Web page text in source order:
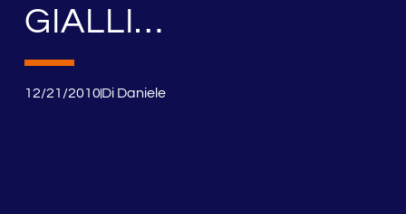
GIALLI…
12/21/2010DiDaniele